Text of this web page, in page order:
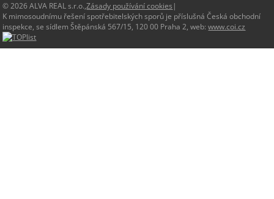
© 2026 ALVA REAL s.r.o.,Zásady používání cookies |
K mimosoudnímu řešení spotřebitelských sporů je příslušná Česká obchodní
inspekce, se sídlem Štěpánská 567/15, 120 00 Praha 2, web:www.coi.cz